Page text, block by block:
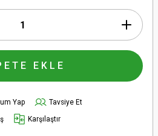
EKLE
Yap
Tavsiye Et
Karşılaştır